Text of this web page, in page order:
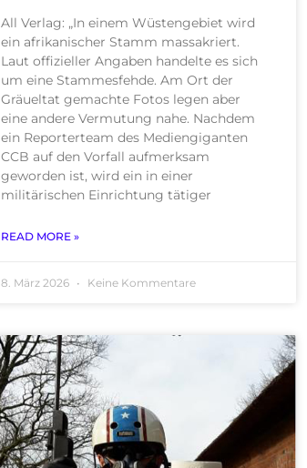
All Verlag: „In einem Wüstengebiet wird
ein afrikanischer Stamm massakriert.
Laut offizieller Angaben handelte es sich
um eine Stammesfehde. Am Ort der
Gräueltat gemachte Fotos legen aber
eine andere Vermutung nahe. Nachdem
ein Reporterteam des Mediengiganten
CCB auf den Vorfall aufmerksam
geworden ist, wird ein in einer
militärischen Einrichtung tätiger
READ MORE »
8. März 2026 Keine Kommentare